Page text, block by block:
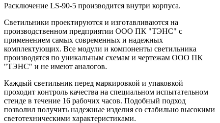
Расключение LS-90-5 производится внутри корпуса.
Светильники проектируются и изготавливаются на
производственном предприятии ООО ПК "ТЭНС" с
применением самых современных и надежных
комплектующих. Все модули и компоненты светильника
производятся по уникальным схемам и чертежам ООО ПК
"ТЭНС" и не имеют аналогов.
Каждый светильник перед маркировкой и упаковкой
проходит контроль качества на специальном испытательном
стенде в течение 16 рабочих часов. Подобный подход
позволил получить надежные изделия со стабильно высокими
светотехническими характеристиками.